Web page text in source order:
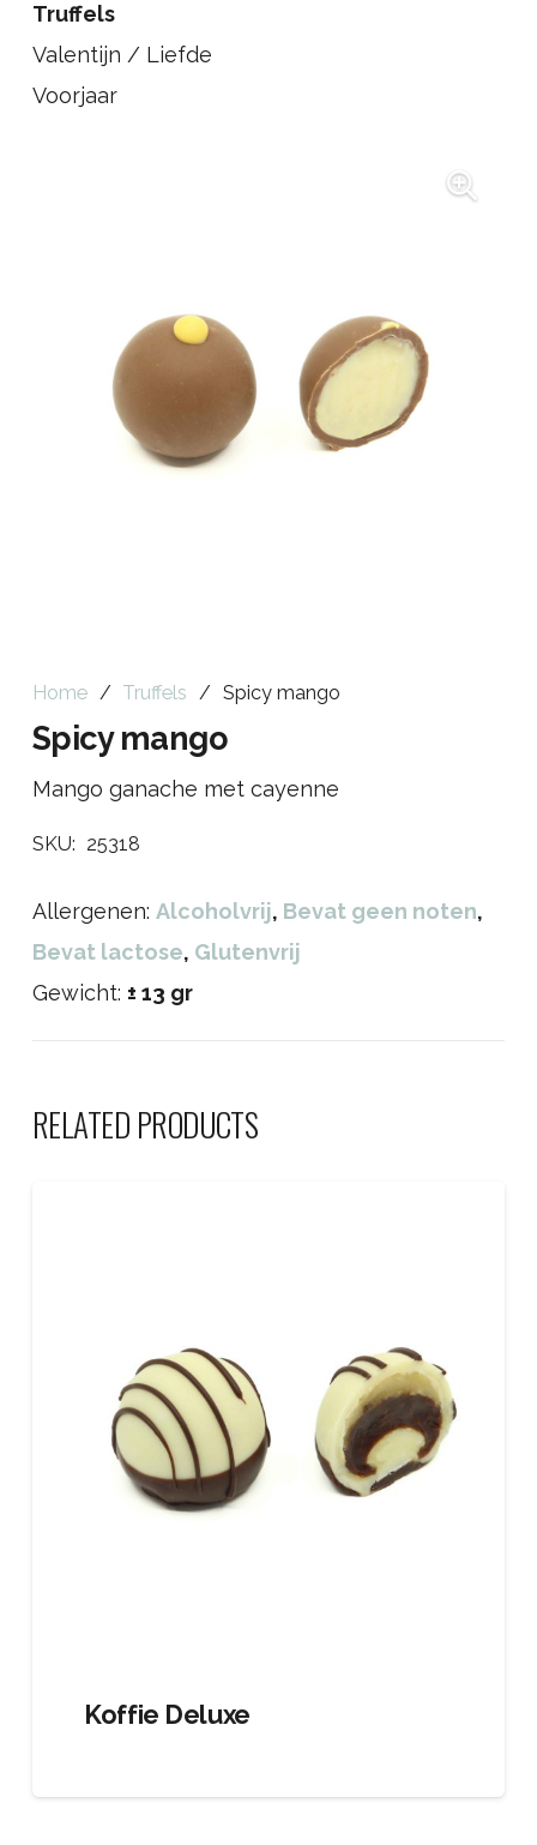
Truffels
Valentijn / Liefde
Voorjaar
Home / Truffels / Spicy mango
Spicy mango
Mango ganache met cayenne
SKU: 25318
Allergenen: Alcoholvrij, Bevat geen noten,
Bevat lactose, Glutenvrij
Gewicht: ± 13 gr
RELATED PRODUCTS
Koffie Deluxe